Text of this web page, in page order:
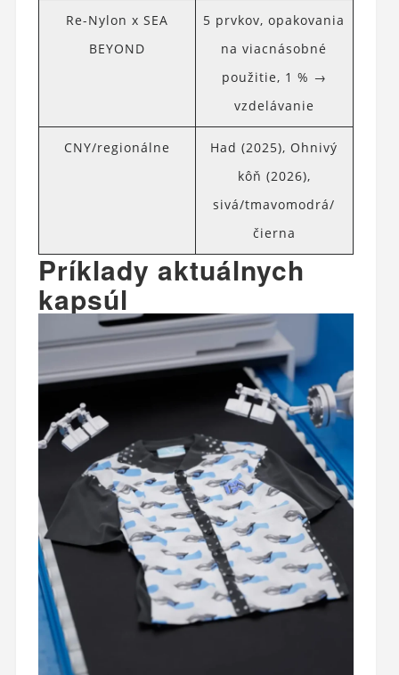
Re-Nylon x SEA
BEYOND
5 prvkov, opakovania
na viacnásobné
použitie, 1 % →
vzdelávanie
CNY/regionálne
Had (2025), Ohnivý
kôň (2026),
sivá/tmavomodrá/
čierna
Príklady aktuálnych
kapsúl